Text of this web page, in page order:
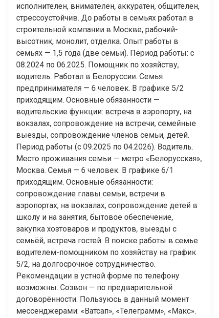
исполнителен, внимателен, аккуратен, общителен,
стрессоустойчив. До работы в семьях работал в
строительной компании в Москве, рабочий-
высотник, монолит, отделка. Опыт работы в
семьях — 1,5 года (две семьи). Период работы: с
08.2024 по 06.2025. Помощник по хозяйству,
водитель. Работал в Белоруссии. Семья
предпринимателя — 6 человек. В графике 5/2
приходящим. Основные обязанности —
водительские функции: встреча в аэропорту, на
вокзалах, сопровождение на встречи, семейные
выезды, сопровождение членов семьи, детей.
Период работы (с 09.2025 по 04.2026). Водитель.
Место проживания семьи — метро «Белорусская»,
Москва. Семья — 6 человек. В графике 6/1
приходящим. Основные обязанности:
сопровождение главы семьи, встречи в
аэропортах, на вокзалах, сопровождение детей в
школу и на занятия, бытовое обеспечение,
закупка хозтоваров и продуктов, выезды с
семьёй, встреча гостей. В поиске работы в семье
водителем-помощником по хозяйству на график
5/2, на долгосрочное сотрудничество.
Рекомендации в устной форме по телефону
возможны. Созвон — по предварительной
договорённости. Пользуюсь в данный момент
мессенджерами: «Ватсап», «Телеграмм», «Макс».